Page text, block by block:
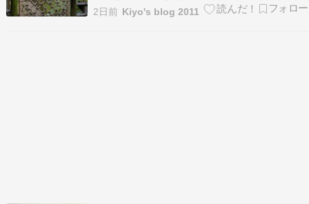
日、最低気温23度となっています。今日も、大手
町に出勤です。熊本の地震の被害の大きさに驚く
2日前 Kiyo's blog 2011